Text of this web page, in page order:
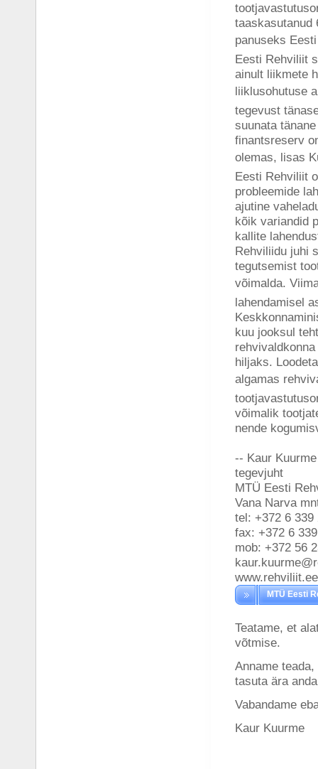
taaskasutanud
panuseks
Eesti Rehviliit
ainult liikmete
liiklusohutuse
tegevust
suunata
finantsreserv
olemas, lisas
Eesti Rehviliit
probleemide
ajutine
kõik variandid
kallite
Rehviliidu juhi
tegutsemist
võimalda.
lahendamisel
kuu jooksul
hiljaks.
algamas
võimalik
nende
-- Kaur Kuurme
tegevjuht
MTÜ Eesti
Vana Narva
tel: +372 6 339
fax: +372 6
mob: +372 56
www.rehviliit.ee
MTÜ Eesti
Teatame, et
võtmise.
Anname
tasuta ära
Vabandame
Kaur Kuurme